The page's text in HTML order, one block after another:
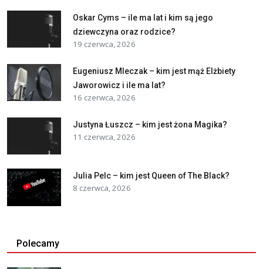
Oskar Cyms – ile ma lat i kim są jego
dziewczyna oraz rodzice?
19 czerwca, 2026
Eugeniusz Mleczak – kim jest mąż Elżbiety
Jaworowicz i ile ma lat?
16 czerwca, 2026
Justyna Łuszcz – kim jest żona Magika?
11 czerwca, 2026
Julia Pelc – kim jest Queen of The Black?
8 czerwca, 2026
Polecamy